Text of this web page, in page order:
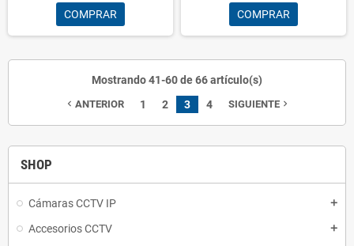
SHOP
Cámaras CCTV IP add
Accesorios CCTV add
COMPRAR COMPRAR
Mostrando 41-60 de 66 artículo(s)
navigate_before ANTERIOR 1 2 3 4 SIGUIENTEnavigate_next